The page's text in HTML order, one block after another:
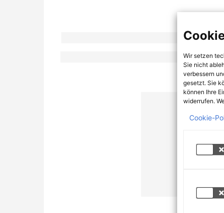
Wir setzen
Sie nicht
verbessern
gesetzt. Sie
können Ihre
widerrufen.
Cookie-